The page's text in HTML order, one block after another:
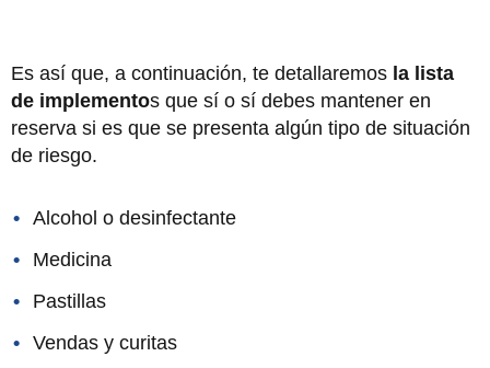
Es así que, a continuación, te detallaremos la lista
de implementos que sí o sí debes mantener en
reserva si es que se presenta algún tipo de situación
de riesgo.
Alcohol o desinfectante
Medicina
Pastillas
Vendas y curitas